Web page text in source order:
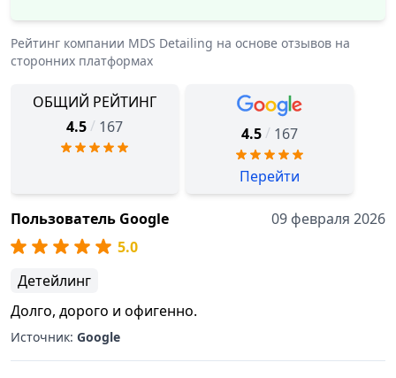
Рейтинг компании MDS Detailing на основе отзывов на
сторонних платформах
ОБЩИЙ РЕЙТИНГ
4.5 / 167 4.5 / 167
Перейти
Пользователь Google
09 февраля 2026
5.0
Детейлинг
Долго, дорого и офигенно.
Источник: Google